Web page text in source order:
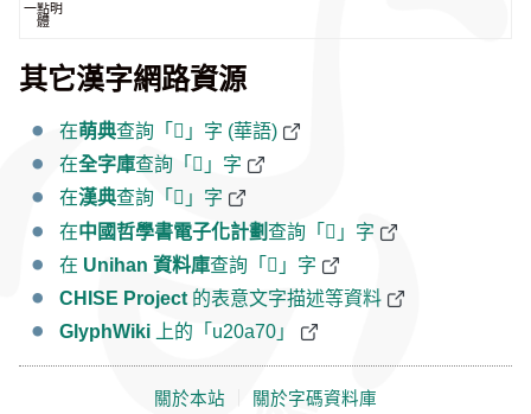
一點明
體
其它漢字網路資源
在萌典查詢「𠩰」字 (華語)
在全字庫查詢「𠩰」字
在漢典查詢「𠩰」字
在中國哲學書電子化計劃查詢「𠩰」字
在 Unihan 資料庫查詢「𠩰」字
CHISE Project 的表意文字描述等資料
GlyphWiki 上的「u20a70」
關於本站 關於字碼資料庫